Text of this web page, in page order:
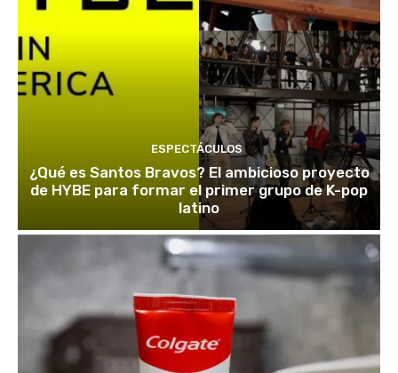
ESPECTÁCULOS
¿Qué es Santos Bravos? El ambicioso proyecto
de HYBE para formar el primer grupo de K-pop
latino